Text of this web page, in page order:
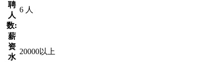
聘
人
数:
6 人
薪
资
水
20000以上